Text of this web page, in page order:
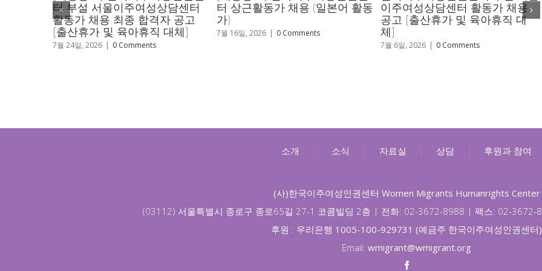
터 부설 서울이주여성상담센터
활동가 채용 최종 합격자 공고
[출산휴가 및 육아휴직 대체]
| 0 Comments
터 상근활동가 채용 (일본어 활동
가)
7월 16일, 2026 | 0 Comments
이주여성상담센터 활동가 채용
공고 [출산휴가 및 육아휴직 대
| 0 Comments
침없이
여성 인권
소개 | 소식 | 자료실 | 상담 | 후원과 참여
(사)한국이주여성인권센터 Women Migrants Humanrights Center
(03112) 서울특별시 종로구 종로65길 27-1 코콤빌딩 2층 | 전화: 02-3672-8988 | 팩스: 02-3672-
후원 : 우리은행 1005-100-929731 (예금주 한국이주여성인권센터)
Email: wmigrant@wmigrant.org